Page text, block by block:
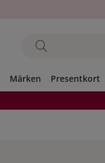
Märken Presentkort